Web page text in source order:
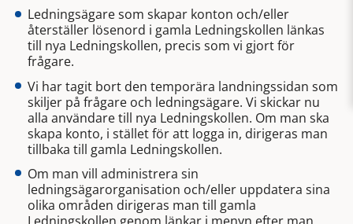
Ledningsägare som skapar konton och/eller
återställer lösenord i gamla Ledningskollen länkas
till nya Ledningskollen, precis som vi gjort för
frågare.
Vi har tagit bort den temporära landningssidan som
skiljer på frågare och ledningsägare. Vi skickar nu
alla användare till nya Ledningskollen. Om man ska
skapa konto, i stället för att logga in, dirigeras man
tillbaka till gamla Ledningskollen.
Om man vill administrera sin
ledningsägarorganisation och/eller uppdatera sina
olika områden dirigeras man till gamla